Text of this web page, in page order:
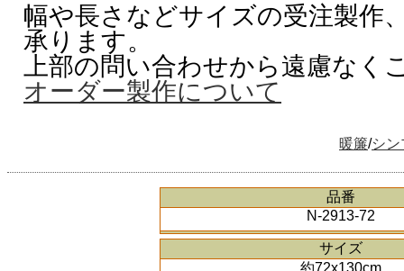
幅や長さなどサイズの受注製作
承ります。
上部の問い合わせから遠慮なく
オーダー製作について
暖簾/シン
品番
N-2913-72
サイズ
約72x130cm